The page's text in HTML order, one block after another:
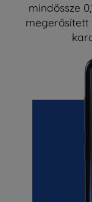
mindössze